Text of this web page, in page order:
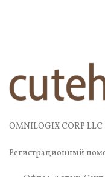
OMNILOGIX CORP LLC
Регистрационный